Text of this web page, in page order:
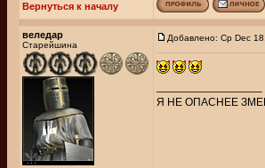
Вернуться к началу
веледар
Старейшина
Добавлено: Ср Dec
Я НЕ ОПАСНЕЕ